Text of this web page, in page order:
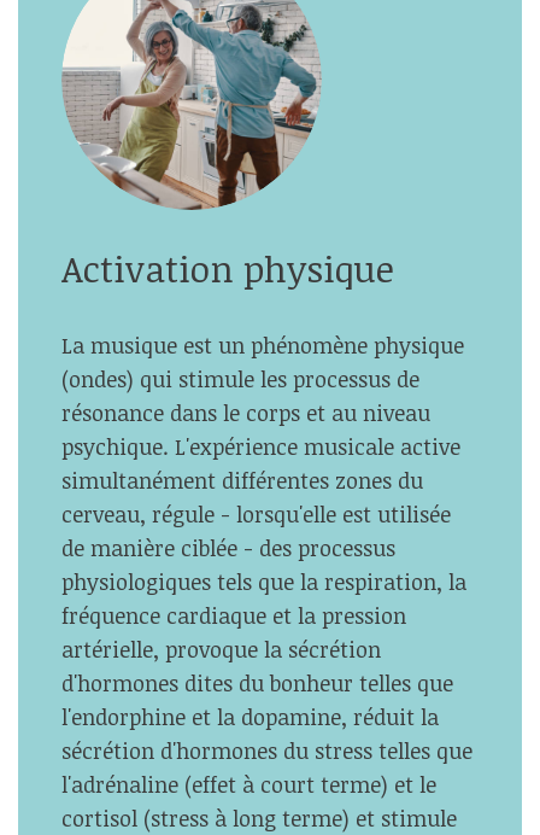
Activation physique
La musique est un phénomène physique
(ondes) qui stimule les processus de
résonance dans le corps et au niveau
psychique. L'expérience musicale active
simultanément différentes zones du
cerveau, régule - lorsqu'elle est utilisée
de manière ciblée - des processus
physiologiques tels que la respiration, la
fréquence cardiaque et la pression
artérielle, provoque la sécrétion
d'hormones dites du bonheur telles que
l'endorphine et la dopamine, réduit la
sécrétion d'hormones du stress telles que
l'adrénaline (effet à court terme) et le
cortisol (stress à long terme) et stimule